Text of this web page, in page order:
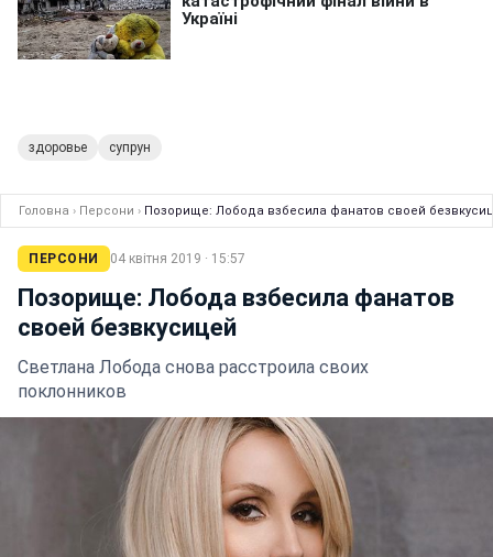
здоровье супрун
Головна › Персони › Позорище: Лобода взбесила фанатов своей
ПЕРСОНИ 04 квітня 2019 · 15:57
Позорище: Лобода взбесила фанатов
своей безвкусицей
Светлана Лобода снова расстроила своих
поклонников